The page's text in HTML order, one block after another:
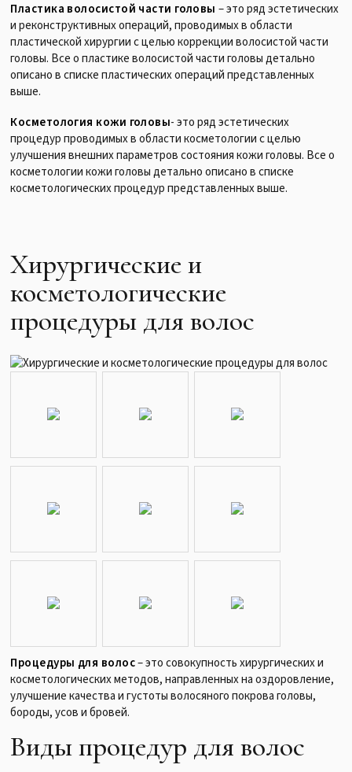
Пластика волосистой части головы – это ряд эстетических
и реконструктивных операций, проводимых в области
пластической хирургии с целью коррекции волосистой части
головы. Все о пластике волосистой части головы детально
описано в списке пластических операций представленных
выше.
Косметология кожи головы- это ряд эстетических
процедур проводимых в области косметологии с целью
улучшения внешних параметров состояния кожи головы. Все о
косметологии кожи головы детально описано в списке
косметологических процедур представленных выше.
Хирургические и
косметологические
процедуры для волос
Процедуры для волос– это совокупность хирургических и
косметологических методов, направленных на оздоровление,
улучшение качества и густоты волосяного покрова головы,
бороды, усов и бровей.
Виды процедур для волос